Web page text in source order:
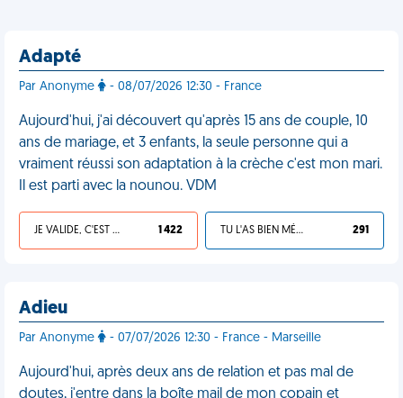
Adapté
Par Anonyme - 08/07/2026 12:30 - France
Aujourd'hui, j'ai découvert qu'après 15 ans de couple, 10
ans de mariage, et 3 enfants, la seule personne qui a
vraiment réussi son adaptation à la crèche c'est mon mari.
Il est parti avec la nounou. VDM
JE VALIDE, C'EST UNE VDM 1 422 TU L'AS BIEN MÉRITÉ 291
Adieu
Par Anonyme - 07/07/2026 12:30 - France - Marseille
Aujourd'hui, après deux ans de relation et pas mal de
doutes, j'entre dans la boîte mail de mon copain et